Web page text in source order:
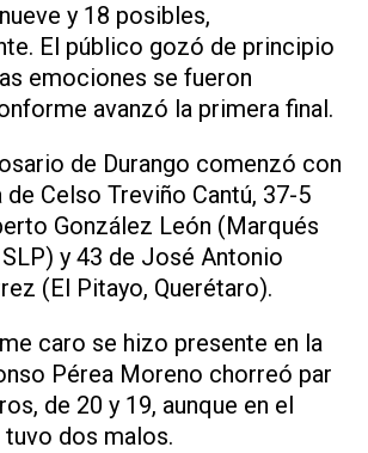
y 18 posibles,
El público gozó de principio
emociones se fueron
avanzó la primera final.
de Durango comenzó con
de Celso Treviño Cantú, 37-5
González León (Marqués
SLP) y 43 de José Antonio
(El Pitayo, Querétaro).
caro se hizo presente en la
Pérea Moreno chorreó par
de 20 y 19, aunque en el
dos malos.